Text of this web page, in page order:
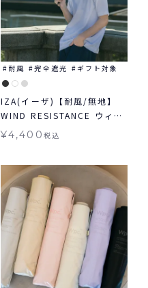
耐風 完全遮光 ギフト対象
IZA(イーザ)【耐風/無地】
WIND RESISTANCE ウィン
ドレジスタンス 日傘 折りた
¥4,400 税込